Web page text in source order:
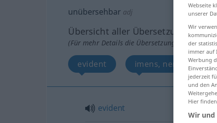
unübersehbar adj
Übersicht aller Übersetzungen
(Für mehr Details die Übersetzung anklicken/
evident imens, nemăsurat
evident
Webseite
unserer
Wir
der
immer auf
Werbung
jederzeit
und den
Hier
Wir und